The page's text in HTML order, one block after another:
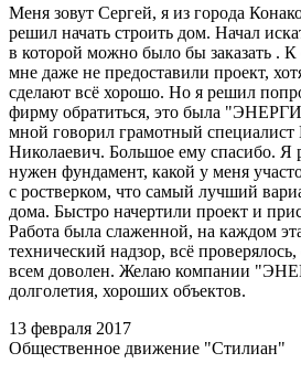
Меня зовут Сергей, я из города
решил начать строить дом. Начал
в которой можно было бы заказать .
мне даже не предоставили проект,
сделают всё хорошо. Но я решил
фирму обратиться, это была
мной говорил грамотный
Николаевич. Большое ему спасибо. Я
нужен фундамент, какой у меня
с ростверком, что самый лучший
дома. Быстро начертили проект и
Работа была слаженной, на каждом
технический надзор, всё
всем доволен. Желаю компании
долголетия, хороших объектов.
13 февраля 2017
Общественное движение "Стилиан"